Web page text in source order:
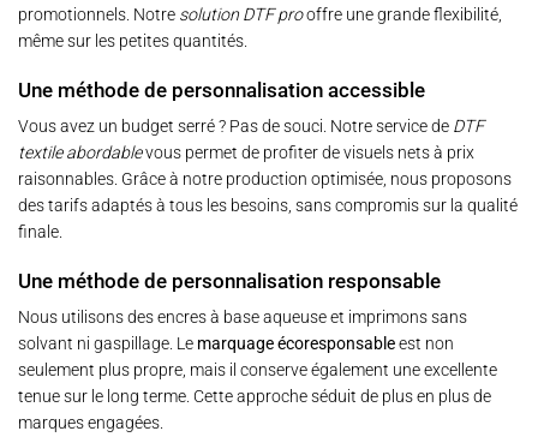
promotionnels. Notre solution DTF prooffre une grande flexibilité,
même sur les petites quantités.
Une méthode de personnalisation accessible
Vous avez un budget serré ? Pas de souci. Notre service de DTF
textile abordablevous permet de profiter de visuels nets à prix
raisonnables. Grâce à notre production optimisée, nous proposons
des tarifs adaptés à tous les besoins, sans compromis sur la qualité
finale.
Une méthode de personnalisation responsable
Nous utilisons des encres à base aqueuse et imprimons sans
solvant ni gaspillage. Le marquage écoresponsableest non
seulement plus propre, mais il conserve également une excellente
tenue sur le long terme. Cette approche séduit de plus en plus de
marques engagées.